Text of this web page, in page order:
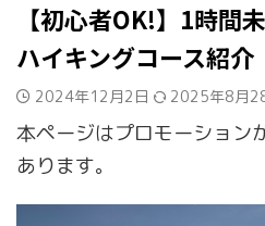
【初心者OK!】1時間
ハイキングコース紹介
2024年12月2日 2025年8月
本ページはプロモーション
あります。